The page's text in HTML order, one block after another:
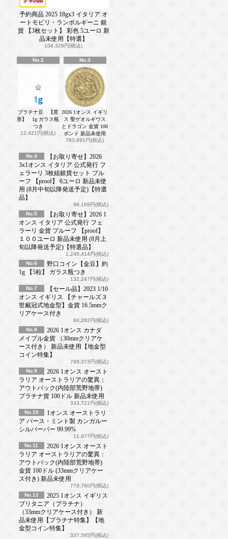
予約商品 2025 18gx3 イタリア オ
ートモビリ・ランボルギーニ 銀
貨 【3枚セット】 彩色 5ユーロ 新
品未使用【特選】
104,328円(税込)
No.2
プラチナ豆 【星
形】 1g ガラス瓶
つき
12,421円(税込)
No.3
2026 1オンス イギリ
ス 聖ゲオルギウス
とドラゴン 金貨 100
ポンド 新品未使用
783,891円(税込)
No.4
【お取り寄せ】2026
3x1オンス イタリア 公式発行 フ
ェラーリ 3枚組銀貨セット プル
ーフ 【proof】 6ユーロ 新品未使
用 (8月中旬以降発送予定)【特選
品】
98,169円(税込)
No.5
【お取り寄せ】2026 1
オンス イタリア 公式発行 フェ
ラーリ 金貨 プルーフ 【proof】
１００ユーロ 新品未使用 (8月上
旬以降発送予定)【特選品】
1,246,414円(税込)
No.6
野口コイン【金豆】約
1g 【5粒】 ガラス瓶つき
132,247円(税込)
No.7
【セール品】2023 1/10
オンス イギリス 【チャールズ３
世戴冠式地金型】金貨 16.5mmク
リアケース付き
84,282円(税込)
No.8
2026 1オンス カナダ
メイプル金貨 （30mmクリアケ
ース付き） 新品未使用【地金型
コイン特集】
789,373円(税込)
No.9
2026 1オンス オースト
ラリア オーストラリアの驚異：
アウトバック(内陸部荒野地帯)
プラチナ貨 100ドル 新品未使用
333,721円(税込)
No.10
1オンス オーストラリ
ア パース・ミント製 カンガルー
シルバーバー 99.99%
11,977円(税込)
No.11
2026 1オンス オースト
ラリア オーストラリアの驚異：
アウトバック(内陸部荒野地帯)
金貨 100ドル (33mmクリアケー
ス付き) 新品未使用
779,780円(税込)
No.12
2025 1オンス イギリス
ブリタニア（プラチナ）
（33mmクリアケース付き） 新
品未使用【プラチナ特集】【地
金型コイン特集】
337,585円(税込)